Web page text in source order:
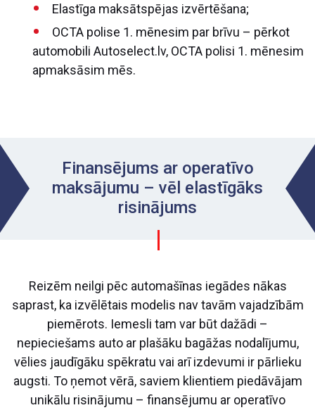
Elastīga maksātspējas izvērtēšana;
OCTA polise 1. mēnesim par brīvu – pērkot
automobili Autoselect.lv, OCTA polisi 1. mēnesim
apmaksāsim mēs.
Finansējums ar operatīvo
maksājumu – vēl elastīgāks
risinājums
Reizēm neilgi pēc automašīnas iegādes nākas
saprast, ka izvēlētais modelis nav tavām vajadzībām
piemērots. Iemesli tam var būt dažādi –
nepieciešams auto ar plašāku bagāžas nodalījumu,
vēlies jaudīgāku spēkratu vai arī izdevumi ir pārlieku
augsti. To ņemot vērā, saviem klientiem piedāvājam
unikālu risinājumu – finansējumu ar operatīvo